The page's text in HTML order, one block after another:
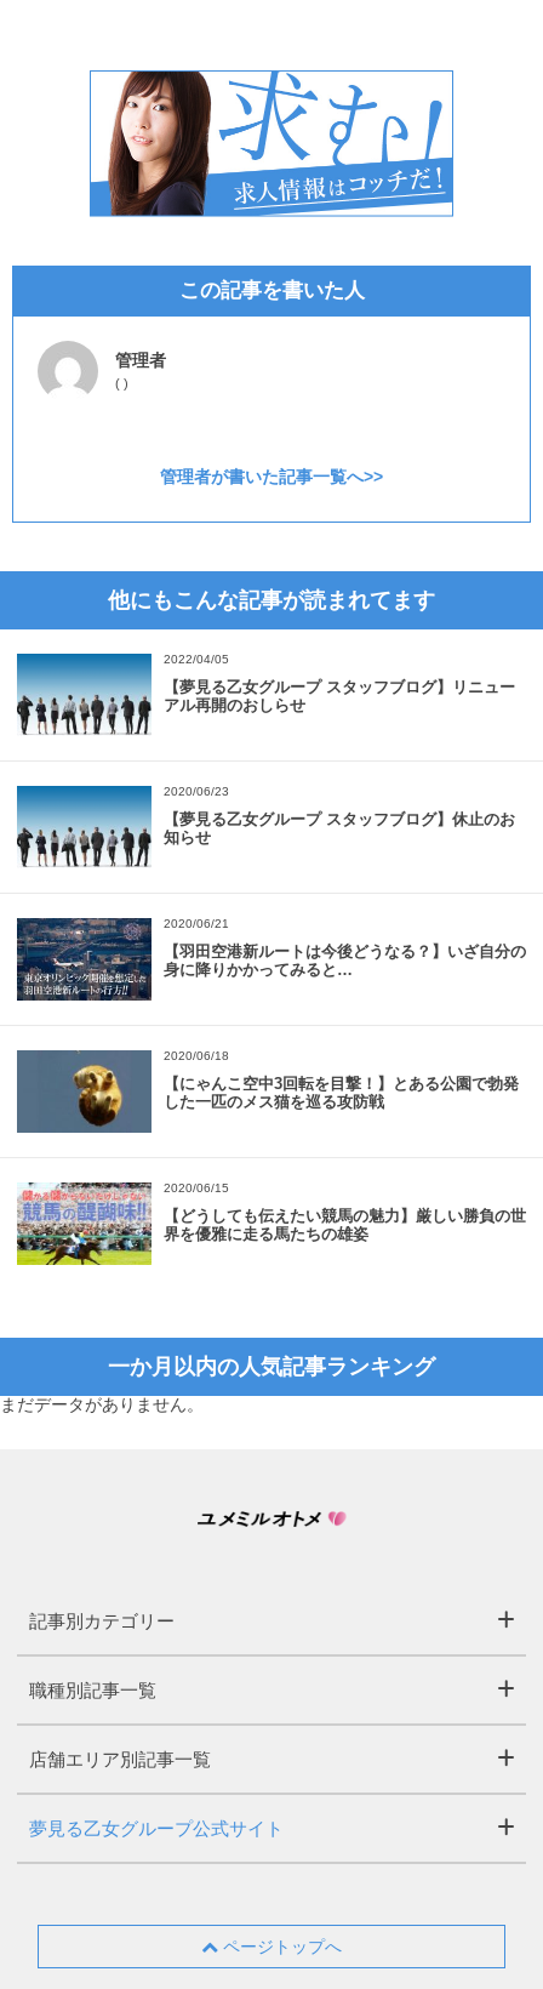
この記事を書いた人
管理者
( )
管理者が書いた記事一覧へ>>
他にもこんな記事が読まれてます
2022/04/05
【夢見る乙女グループ スタッフブログ】リニュー
アル再開のおしらせ
2020/06/23
【夢見る乙女グループ スタッフブログ】休止のお
知らせ
2020/06/21
【羽田空港新ルートは今後どうなる？】いざ自分の
身に降りかかってみると…
2020/06/18
【にゃんこ空中3回転を目撃！】とある公園で勃発
した一匹のメス猫を巡る攻防戦
2020/06/15
【どうしても伝えたい競馬の魅力】厳しい勝負の世
界を優雅に走る馬たちの雄姿
一か月以内の人気記事ランキング
まだデータがありません。
記事別カテゴリー
職種別記事一覧
店舗エリア別記事一覧
夢見る乙女グループ公式サイト
ページトップへ